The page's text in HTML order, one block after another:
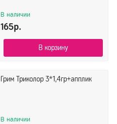
В наличии
165р.
В корзину
Грим Триколор 3*1,4гр+апплик
В наличии